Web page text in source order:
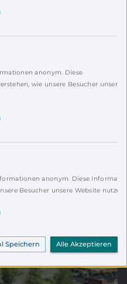
dich bitte ein.
anonym. Diese
wie unsere Besucher unsere
anonym. Diese
Besucher unsere Website nutzen.
Speichern Alle Akzeptieren